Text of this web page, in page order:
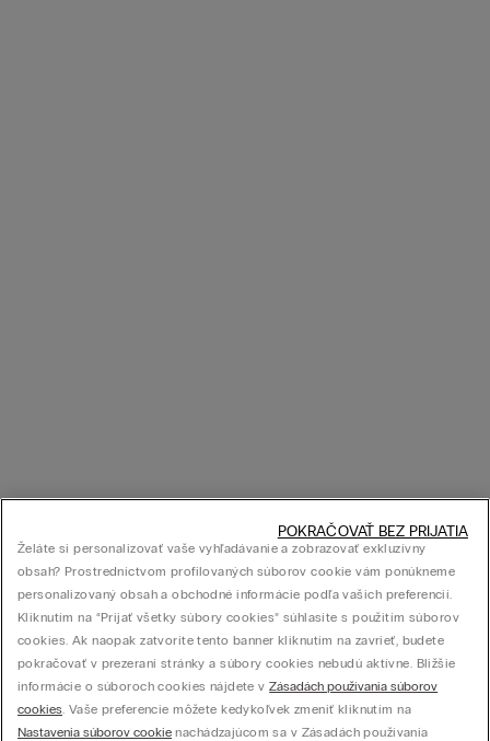
Želáte si personalizovať vaše vyhľadávanie a zobrazovať exkluzívny
obsah? Prostredníctvom profilovaných súborov cookie vám ponúkneme
personalizovaný obsah a obchodné informácie podľa vašich preferencií.
Kliknutím na “Prijať všetky súbory cookies” súhlasíte s použitím súborov
cookies. Ak naopak zatvoríte tento banner kliknutím na zavrieť, budete
pokračovať v prezeraní stránky a súbory cookies nebudú aktívne. Bližšie
informácie o súboroch cookies nájdete vZásadách používania súborov
cookies. Vaše preferencie môžete kedykoľvek zmeniť kliknutím na
Nastavenia súborov cookie nachádzajúcom sa v Zásadách používania
POKRAČOVAŤ BEZ PRIJATIA